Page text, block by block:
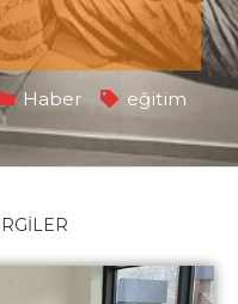
Haber
eğitim